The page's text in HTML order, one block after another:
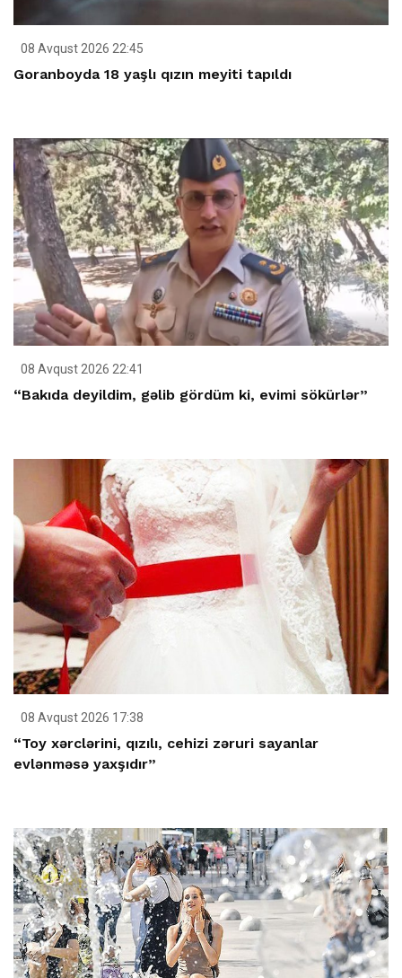
08 Avqust 2026 22:45
Goranboyda 18 yaşlı qızın meyiti tapıldı
08 Avqust 2026 22:41
“Bakıda deyildim, gəlib gördüm ki, evimi sökürlər”
08 Avqust 2026 17:38
“Toy xərclərini, qızılı, cehizi zəruri sayanlar
evlənməsə yaxşıdır”